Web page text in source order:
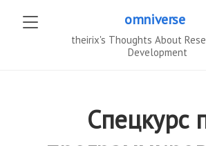
omniverse
theirix's Thoughts About
Development
Спецкурс